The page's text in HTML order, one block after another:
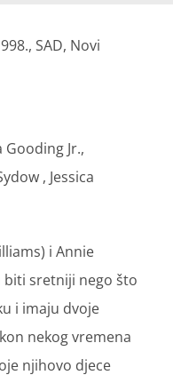
SAD, Novi
Jr.,
, Jessica
i Annie
biti sretniji nego što
i imaju dvoje
nekog vremena
njihovo djece